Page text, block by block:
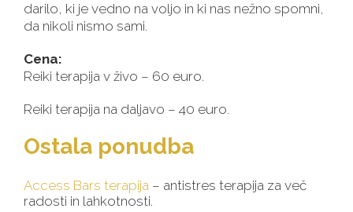
darilo, ki je vedno na voljo in ki nas nežno spomni,
da nikoli nismo sami.
Cena:
Reiki terapija v živo – 60 euro.
Reiki terapija na daljavo – 40 euro.
Ostala ponudba
Access Bars terapija – antistres terapija za več
radosti in lahkotnosti.